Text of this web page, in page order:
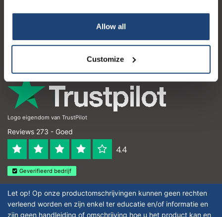
Allow all
Customize
Contactgegevens
Logo eigendom van TrustPilot
Reviews 273 - Goed
4.4
Geverifieerd bedrijf
Let op! Op onze productomschrijvingen kunnen geen rechten
verleend worden en zijn enkel ter educatie en/of informatie en
zijn geen handleiding of omschrijving hoe u het product kan en